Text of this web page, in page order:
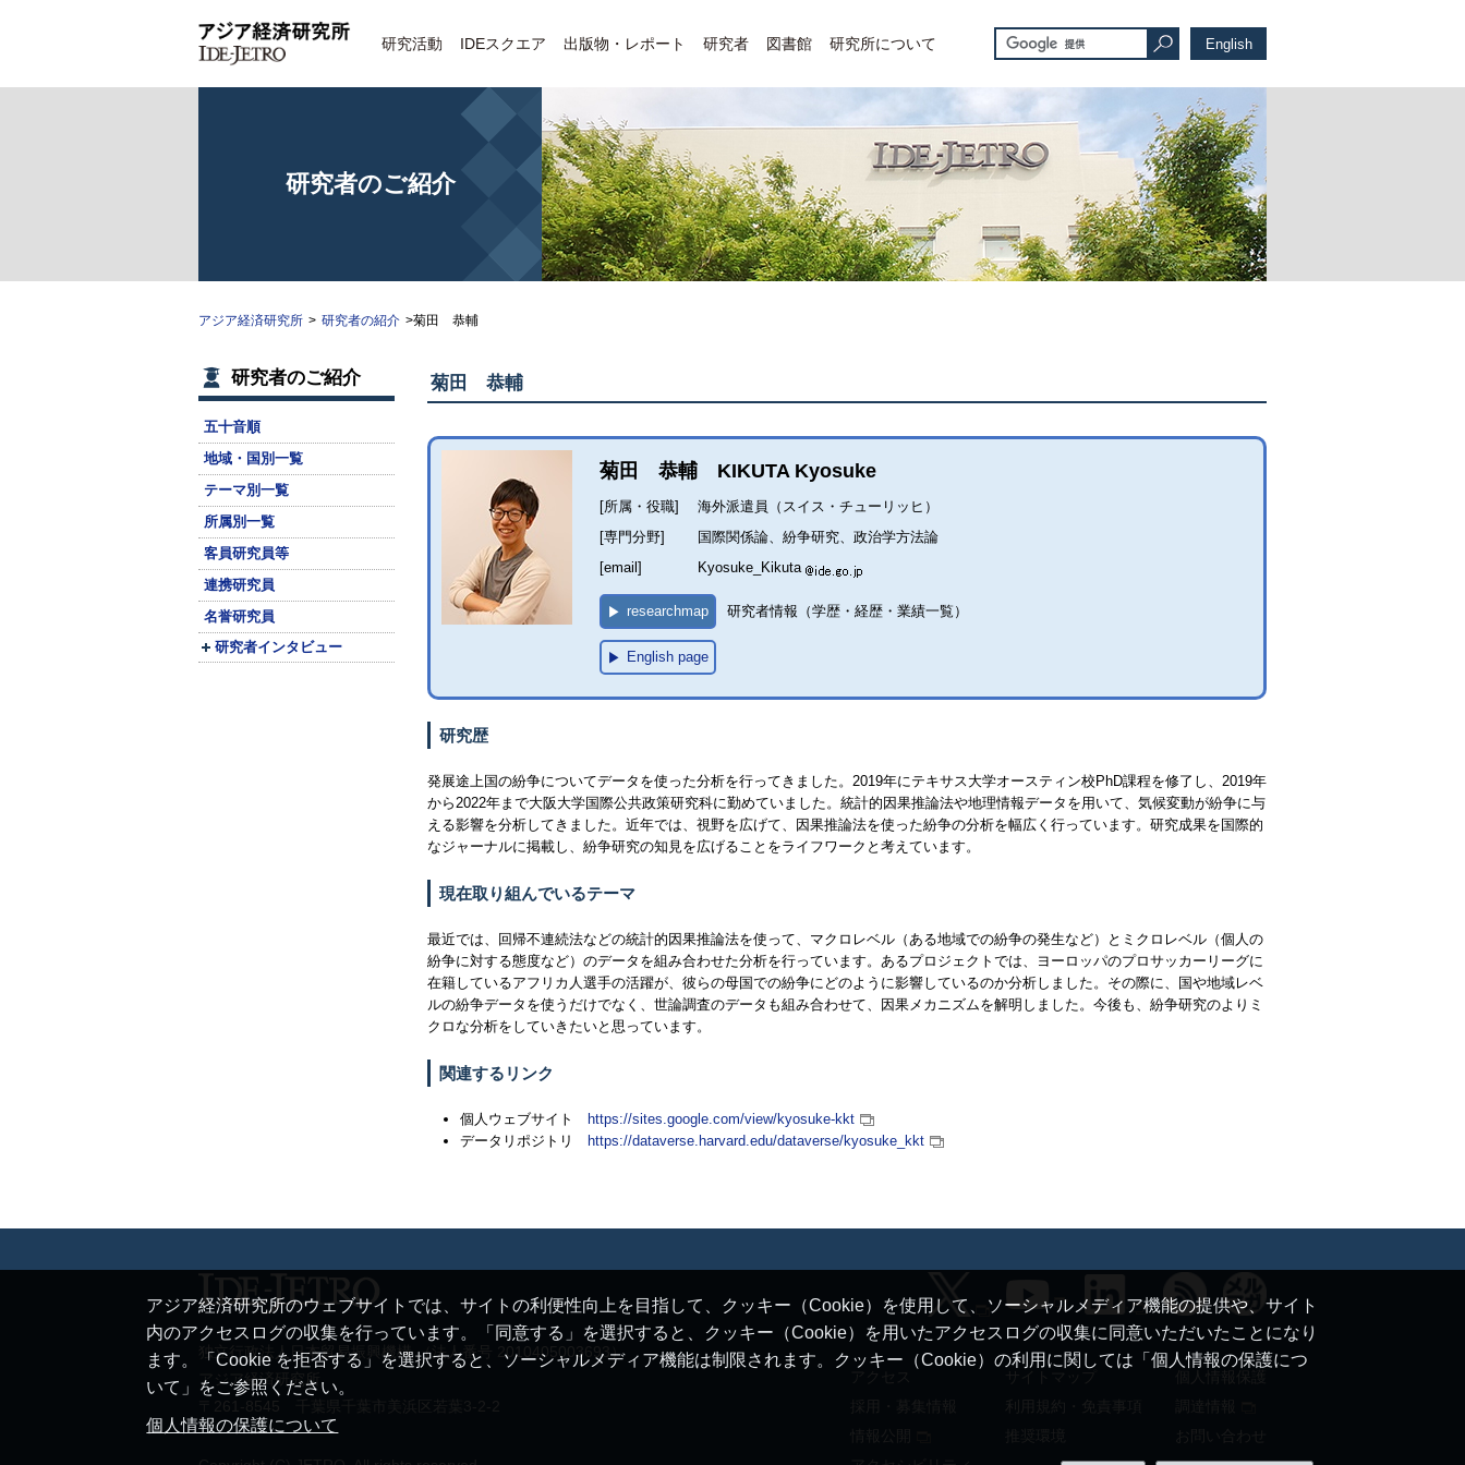
研究活動 IDEスクエア 出版物・レポート 研究者 図書館 研究所について English
研究者のご紹介
アジア経済研究所 > 研究者の紹介 >菊田 恭輔
研究者のご紹介
五十音順
地域・国別一覧
テーマ別一覧
所属別一覧
客員研究員等
連携研究員
名誉研究員
研究者インタビュー
菊田 恭輔
菊田 恭輔 KIKUTA Kyosuke
[所属・役職]
海外派遣員（スイス・チューリッヒ）
[専門分野]
国際関係論、紛争研究、政治学方法論
[email]
Kyosuke_Kikuta
researchmap 研究者情報（学歴・経歴・業績一覧）
English page
研究歴
発展途上国の紛争についてデータを使った分析を行ってきました。2019年にテキサス大学オースティン校PhD課程を修了し、2019年
から2022年まで大阪大学国際公共政策研究科に勤めていました。統計的因果推論法や地理情報データを用いて、気候変動が紛争に与
える影響を分析してきました。近年では、視野を広げて、因果推論法を使った紛争の分析を幅広く行っています。研究成果を国際的
なジャーナルに掲載し、紛争研究の知見を広げることをライフワークと考えています。
現在取り組んでいるテーマ
最近では、回帰不連続法などの統計的因果推論法を使って、マクロレベル（ある地域での紛争の発生など）とミクロレベル（個人の
紛争に対する態度など）のデータを組み合わせた分析を行っています。あるプロジェクトでは、ヨーロッパのプロサッカーリーグに
在籍しているアフリカ人選手の活躍が、彼らの母国での紛争にどのように影響しているのか分析しました。その際に、国や地域レベ
ルの紛争データを使うだけでなく、世論調査のデータも組み合わせて、因果メカニズムを解明しました。今後も、紛争研究のよりミ
クロな分析をしていきたいと思っています。
関連するリンク
個人ウェブサイト
https://sites.google.com/view/kyosuke-kkt
データリポジトリ
https://dataverse.harvard.edu/dataverse/kyosuke_kkt
独立行政法人日本貿易振興機構 （法人番号 2010405003693）
アジア経済研究所
アジア経済研究所のウェブサイトでは、サイトの利便性向上を目指して、クッキー（Cookie）を使用して、ソーシャルメディア機能の提供や、サイト
内のアクセスログの収集を行っています。「同意する」を選択すると、クッキー（Cookie）を用いたアクセスログの収集に同意いただいたことになり
ます。「Cookie を拒否する」を選択すると、ソーシャルメディア機能は制限されます。クッキー（Cookie）の利用に関しては「個人情報の保護につ
いて」をご参照ください。
個人情報の保護について